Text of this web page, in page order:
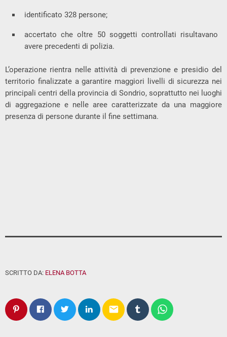
identificato 328 persone;
accertato che oltre 50 soggetti controllati risultavano
avere precedenti di polizia.
L’operazione rientra nelle attività di prevenzione e presidio del
territorio finalizzate a garantire maggiori livelli di sicurezza nei
principali centri della provincia di Sondrio, soprattutto nei luoghi
di aggregazione e nelle aree caratterizzate da una maggiore
presenza di persone durante il fine settimana.
SCRITTO DA: ELENA BOTTA
email